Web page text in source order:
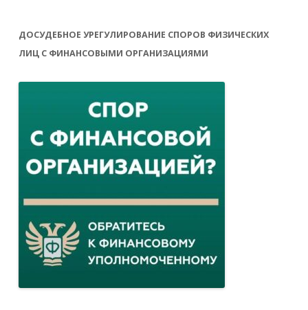
ДОСУДЕБНОЕ УРЕГУЛИРОВАНИЕ СПОРОВ ФИЗИЧЕСКИХ
ЛИЦ С ФИНАНСОВЫМИ ОРГАНИЗАЦИЯМИ